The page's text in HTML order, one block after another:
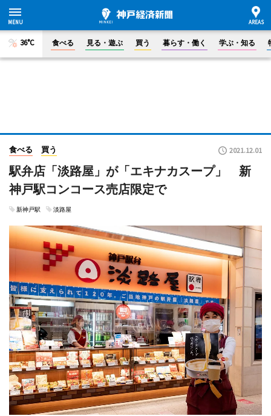
36°C 食べる 見る・遊ぶ 買う 暮らす・働く 学ぶ・知る
食べる 買う 2021.12.01
駅弁店「淡路屋」が「エキナカスープ」 新
神戸駅コンコース売店限定で
新神戸駅 淡路屋